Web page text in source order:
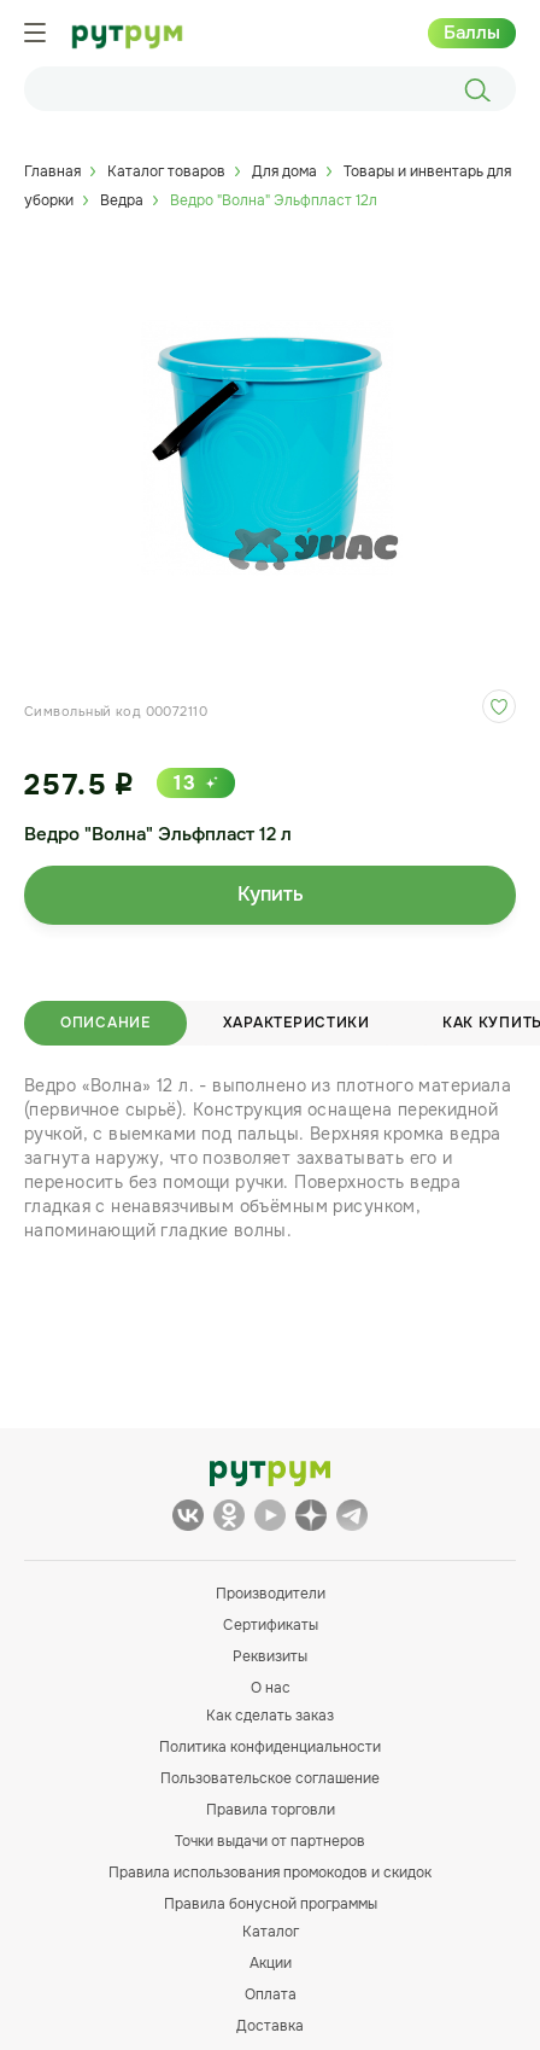
Баллы
Главная Каталог товаров Для дома
Товары и инвентарь для
уборки
Ведра Ведро "Волна" Эльфпласт 12л
ОПИСАНИЕ ХАРАКТЕРИСТИКИ КАК
Ведро «Волна» 12 л. - выполнено из плотного материала
(первичное сырьё). Конструкция оснащена перекидной
ручкой, с выемками под пальцы. Верхняя кромка ведра
загнута наружу, что позволяет захватывать его и
переносить без помощи ручки. Поверхность ведра
гладкая с ненавязчивым объёмным рисунком,
напоминающий гладкие волны.
Символьный код 00072110
Ведро "Волна" Эльфпласт 12 л
257.5 i 13
Купить
Производители
Сертификаты
Реквизиты
О нас
Как сделать заказ
Политика конфиденциальности
Пользовательское соглашение
Правила торговли
Точки выдачи от партнеров
Правила использования промокодов и скидок
Правила бонусной программы
Каталог
Акции
Оплата
Доставка